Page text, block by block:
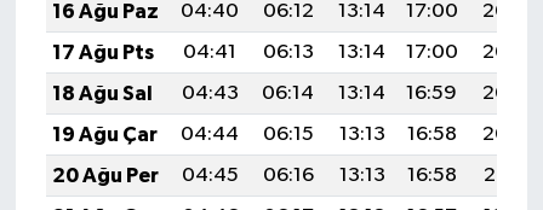
16 Ağu Paz
04:40 06:12 13:14 17:00
20:06
17 Ağu Pts
04:41 06:13 13:14 17:00
20:05
18 Ağu Sal
04:43 06:14 13:14 16:59
20:03
19 Ağu Çar
04:44 06:15 13:13 16:58
20:02
20 Ağu Per
04:45 06:16 13:13 16:58
20:01